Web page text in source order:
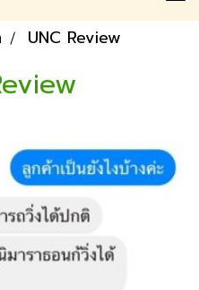
UNC Review